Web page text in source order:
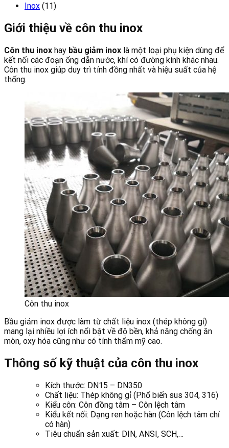
Inox (11)
Giới thiệu về côn thu inox
Côn thu inox hay bầu giảm inox là một loại phụ kiện dùng để
kết nối các đoạn ống dẫn nước, khí có đường kính khác nhau.
Côn thu inox giúp duy trì tính đồng nhất và hiệu suất của hệ
thống.
Côn thu inox
Bầu giảm inox được làm từ chất liệu inox (thép không gỉ)
mang lại nhiều lợi ích nổi bật về độ bền, khả năng chống ăn
mòn, oxy hóa cũng như có tính thẩm mỹ cao.
Thông số kỹ thuật của côn thu inox
Kích thước: DN15 – DN350
Chất liệu: Thép không gỉ (Phổ biến sus 304, 316)
Kiểu côn: Côn đồng tâm – Côn lệch tâm
Kiểu kết nối: Dạng ren hoặc hàn (Côn lệch tâm chỉ
có hàn)
Tiêu chuẩn sản xuất: DIN, ANSI, SCH,…